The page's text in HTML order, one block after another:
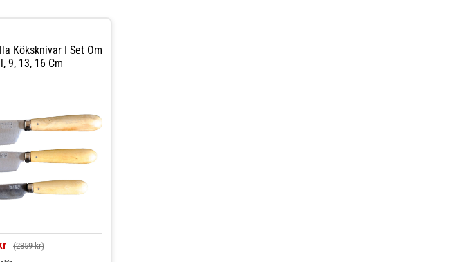
Köksknivar I Set Om
9, 13, 16 Cm
(2359 kr)